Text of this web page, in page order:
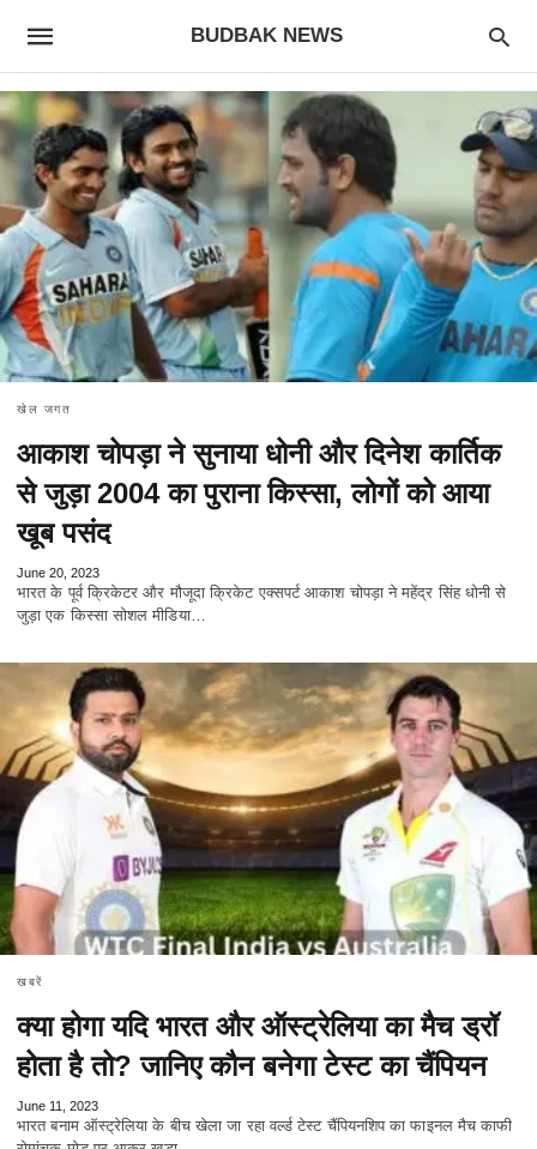
BUDBAK NEWS
खेल जगत
आकाश चोपड़ा ने सुनाया धोनी और दिनेश कार्तिक
से जुड़ा 2004 का पुराना किस्सा, लोगों को आया
खूब पसंद
June 20, 2023
भारत के पूर्व क्रिकेटर और मौजूदा क्रिकेट एक्सपर्ट आकाश चोपड़ा ने महेंद्र सिंह धोनी से
जुड़ा एक किस्सा सोशल मीडिया…
खबरें
क्या होगा यदि भारत और ऑस्ट्रेलिया का मैच ड्रॉ
होता है तो? जानिए कौन बनेगा टेस्ट का चैंपियन
June 11, 2023
भारत बनाम ऑस्ट्रेलिया के बीच खेला जा‌ रहा वर्ल्ड टेस्ट चैंपियनशिप का फाइनल मैच काफी